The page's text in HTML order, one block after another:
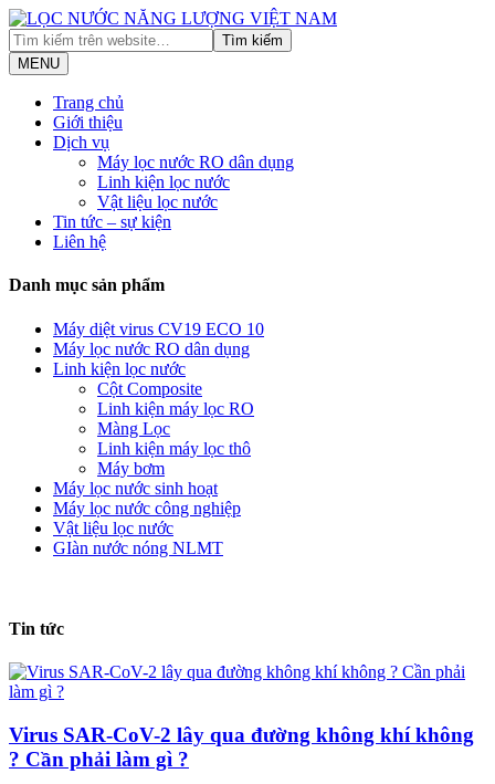
MENU
Trang chủ
Giới thiệu
Dịch vụ
Máy lọc nước RO dân dụng
Linh kiện lọc nước
Vật liệu lọc nước
Tin tức – sự kiện
Liên hệ
Danh mục sản phẩm
Máy diệt virus CV19 ECO 10
Máy lọc nước RO dân dụng
Linh kiện lọc nước
Cột Composite
Linh kiện máy lọc RO
Màng Lọc
Linh kiện máy lọc thô
Máy bơm
Máy lọc nước sinh hoạt
Máy lọc nước công nghiệp
Vật liệu lọc nước
GIàn nước nóng NLMT
Tin tức
Virus SAR-CoV-2 lây qua đường không khí không
? Cần phải làm gì ?